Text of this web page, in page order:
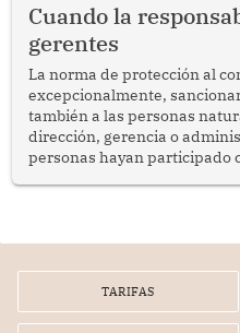
Cuando la
gerentes
La norma de protección al
excepcionalmente,
también a las personas
dirección, gerencia o
personas hayan participado
por la frustrada realización
TARIFAS